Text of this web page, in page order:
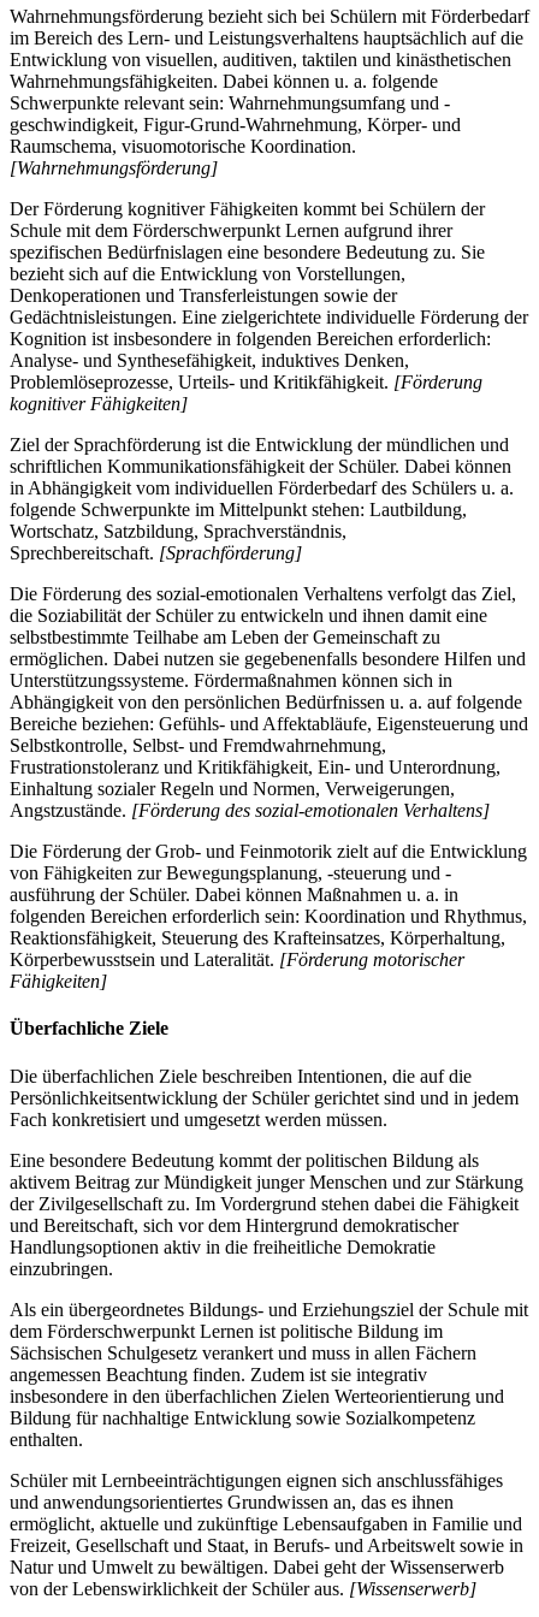
Wahrnehmungsförderung bezieht sich bei Schülern mit Förderbedarf
im Bereich des Lern- und Leistungsverhaltens hauptsächlich auf die
Entwicklung von visuellen, auditiven, taktilen und kinästhetischen
Wahrnehmungsfähigkeiten. Dabei können u. a. folgende
Schwerpunkte relevant sein: Wahrnehmungsumfang und -
geschwindigkeit, Figur-Grund-Wahrnehmung, Körper- und
Raumschema, visuomotorische Koordination.
[Wahrnehmungsförderung]
Der Förderung kognitiver Fähigkeiten kommt bei Schülern der
Schule mit dem Förderschwerpunkt Lernen aufgrund ihrer
spezifischen Bedürfnislagen eine besondere Bedeutung zu. Sie
bezieht sich auf die Entwicklung von Vorstellungen,
Denkoperationen und Transferleistungen sowie der
Gedächtnisleistungen. Eine zielgerichtete individuelle Förderung der
Kognition ist insbesondere in folgenden Bereichen erforderlich:
Analyse- und Synthesefähigkeit, induktives Denken,
Problemlöseprozesse, Urteils- und Kritikfähigkeit. [Förderung
kognitiver Fähigkeiten]
Ziel der Sprachförderung ist die Entwicklung der mündlichen und
schriftlichen Kommunikationsfähigkeit der Schüler. Dabei können
in Abhängigkeit vom individuellen Förderbedarf des Schülers u. a.
folgende Schwerpunkte im Mittelpunkt stehen: Lautbildung,
Wortschatz, Satzbildung, Sprachverständnis,
Sprechbereitschaft. [Sprachförderung]
Die Förderung des sozial-emotionalen Verhaltens verfolgt das Ziel,
die Soziabilität der Schüler zu entwickeln und ihnen damit eine
selbstbestimmte Teilhabe am Leben der Gemeinschaft zu
ermöglichen. Dabei nutzen sie gegebenenfalls besondere Hilfen und
Unterstützungssysteme. Fördermaßnahmen können sich in
Abhängigkeit von den persönlichen Bedürfnissen u. a. auf folgende
Bereiche beziehen: Gefühls- und Affektabläufe, Eigensteuerung und
Selbstkontrolle, Selbst- und Fremdwahrnehmung,
Frustrationstoleranz und Kritikfähigkeit, Ein- und Unterordnung,
Einhaltung sozialer Regeln und Normen, Verweigerungen,
Angstzustände. [Förderung des sozial-emotionalen Verhaltens]
Die Förderung der Grob- und Feinmotorik zielt auf die Entwicklung
von Fähigkeiten zur Bewegungsplanung, -steuerung und -
ausführung der Schüler. Dabei können Maßnahmen u. a. in
folgenden Bereichen erforderlich sein: Koordination und Rhythmus,
Reaktionsfähigkeit, Steuerung des Krafteinsatzes, Körperhaltung,
Körperbewusstsein und Lateralität. [Förderung motorischer
Fähigkeiten]
Überfachliche Ziele
Die überfachlichen Ziele beschreiben Intentionen, die auf die
Persönlichkeitsentwicklung der Schüler gerichtet sind und in jedem
Fach konkretisiert und umgesetzt werden müssen.
Eine besondere Bedeutung kommt der politischen Bildung als
aktivem Beitrag zur Mündigkeit junger Menschen und zur Stärkung
der Zivilgesellschaft zu. Im Vordergrund stehen dabei die Fähigkeit
und Bereitschaft, sich vor dem Hintergrund demokratischer
Handlungsoptionen aktiv in die freiheitliche Demokratie
einzubringen.
Als ein übergeordnetes Bildungs- und Erziehungsziel der Schule mit
dem Förderschwerpunkt Lernen ist politische Bildung im
Sächsischen Schulgesetz verankert und muss in allen Fächern
angemessen Beachtung finden. Zudem ist sie integrativ
insbesondere in den überfachlichen Zielen Werteorientierung und
Bildung für nachhaltige Entwicklung sowie Sozialkompetenz
enthalten.
Schüler mit Lernbeeinträchtigungen eignen sich anschlussfähiges
und anwendungsorientiertes Grundwissen an, das es ihnen
ermöglicht, aktuelle und zukünftige Lebensaufgaben in Familie und
Freizeit, Gesellschaft und Staat, in Berufs- und Arbeitswelt sowie in
Natur und Umwelt zu bewältigen. Dabei geht der Wissenserwerb
von der Lebenswirklichkeit der Schüler aus. [Wissenserwerb]